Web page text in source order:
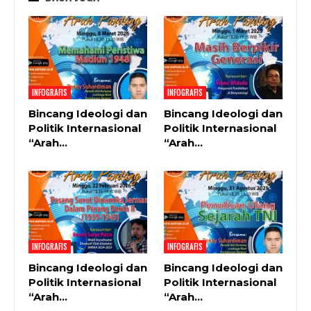
INFOGRAFIS
Bincang Ideologi dan
Politik Internasional
“Arah…
INFOGRAFIS
Bincang Ideologi dan
Politik Internasional
“Arah…
INFOGRAFIS
Bincang Ideologi dan
Politik Internasional
“Arah…
INFOGRAFIS
Bincang Ideologi dan
Politik Internasional
“Arah…